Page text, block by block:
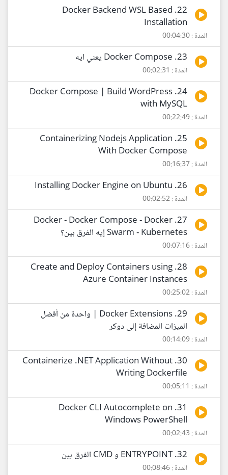
22. Docker Backend WSL Based
Installation
المدة : 00:04:30
23. Docker Compose يعني ايه
المدة : 00:02:31
24. Docker Compose | Build WordPress
with MySQL
المدة : 00:22:49
25. Containerizing Nodejs Application
With Docker Compose
المدة : 00:16:37
26. Installing Docker Engine on Ubuntu
المدة : 00:02:52
27. Docker - Docker Compose - Docker
Swarm - Kubernetes إيه الفرق بين؟
المدة : 00:07:16
28. Create and Deploy Containers using
Azure Container Instances
المدة : 00:25:02
29. Docker Extensions | واحدة من أفضل
الميزات المضافة إلى دوكر
المدة : 00:14:09
30. Containerize .NET Application Without
Writing Dockerfile
المدة : 00:05:11
31. Docker CLI Autocomplete on
Windows PowerShell
المدة : 00:02:43
32. ENTRYPOINT و CMD الفرق بين
المدة : 00:08:46